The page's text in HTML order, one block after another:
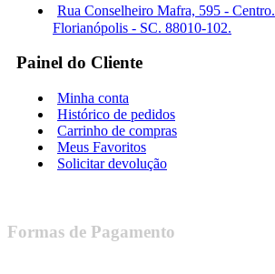
Rua Conselheiro Mafra, 595 - Centro.
Florianópolis - SC. 88010-102.
Painel do Cliente
Minha conta
Histórico de pedidos
Carrinho de compras
Meus Favoritos
Solicitar devolução
Formas de Pagamento